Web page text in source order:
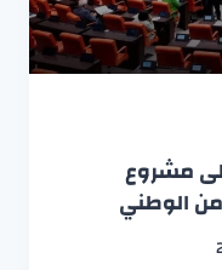
مشروع
الوطني